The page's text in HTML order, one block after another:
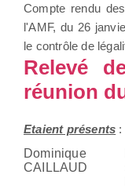
Compte rendu
l'AMF, du 26
le contrôle de
Relevé
réunion
Etaient présents :
Dominique
CAILLAUD